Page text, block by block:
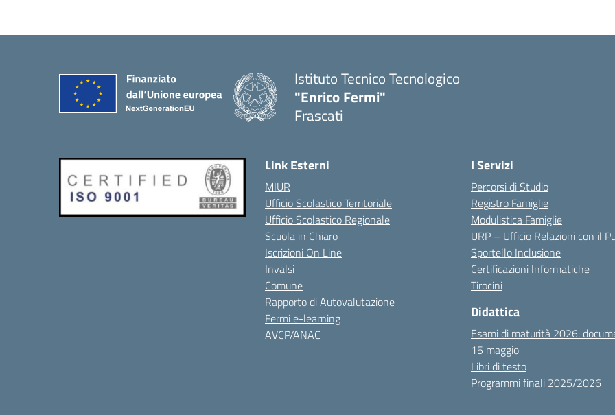
Istituto Tecnico Tecnologico
"Enrico Fermi"
Frascati
Link Esterni
MIUR
Ufficio Scolastico Territoriale
Ufficio Scolastico Regionale
Scuola in Chiaro
Iscrizioni On Line
Invalsi
Comune
Rapporto di Autovalutazione
Fermi e-learning
AVCP/ANAC
I Servizi
Percorsi di Studio
Registro Famiglie
Modulistica Famiglie
URP – Ufficio Relazioni con il
Sportello Inclusione
Certificazioni Informatiche
Tirocini
Didattica
Esami di maturità 2026:
15 maggio
Libri di testo
Programmi finali 2025/2026